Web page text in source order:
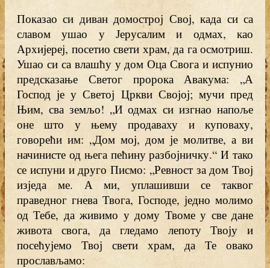
Показао си диван домострој Свој, када си са
славом ушао у Јерусалим и одмах, као
Архијереј, посетио свети храм, да га осмотриш.
Ушао си са влашћу у дом Оца Свога и испунио
предсказање Светог пророка Авакума: „А
Господ је у Светој Цркви Својој; мучи пред
Њим, сва земљо! „И одмах си изгнао напоље
оне што у њему продаваху и куповаху,
говорећи им: „Дом мој, дом је молитве, а ви
начинисте од њега пећину разбојничку.“ И тако
се испуни и друго Писмо: „Ревност за дом Твој
изједа ме. А ми, уплашивши се таквог
праведног гнева Твога, Господе, једно молимо
од Тебе, да живимо у дому Твоме у све дане
живота свога, да гледамо лепоту Твоју и
посећујемо Твој свети храм, да Те овако
прослављамо: